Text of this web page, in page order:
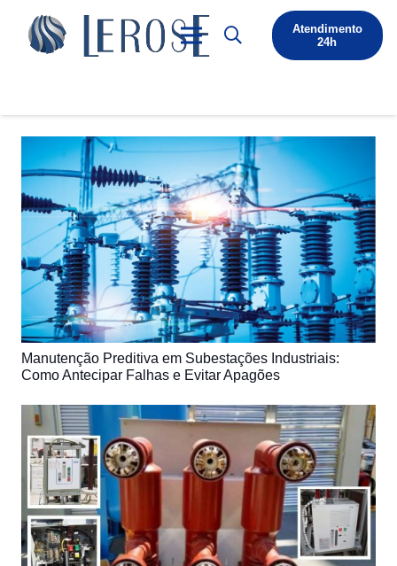
Atendimento
24h
Manutenção Preditiva em Subestações Industriais:
Como Antecipar Falhas e Evitar Apagões